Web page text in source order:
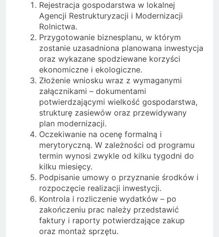
Rejestracja gospodarstwa w lokalnej
Agencji Restrukturyzacji i Modernizacji
Rolnictwa.
Przygotowanie biznesplanu, w którym
zostanie uzasadniona planowana inwestycja
oraz wykazane spodziewane korzyści
ekonomiczne i ekologiczne.
Złożenie wniosku wraz z wymaganymi
załącznikami – dokumentami
potwierdzającymi wielkość gospodarstwa,
strukturę zasiewów oraz przewidywany
plan modernizacji.
Oczekiwanie na ocenę formalną i
merytoryczną. W zależności od programu
termin wynosi zwykle od kilku tygodni do
kilku miesięcy.
Podpisanie umowy o przyznanie środków i
rozpoczęcie realizacji inwestycji.
Kontrola i rozliczenie wydatków – po
zakończeniu prac należy przedstawić
faktury i raporty potwierdzające zakup
oraz montaż sprzętu.